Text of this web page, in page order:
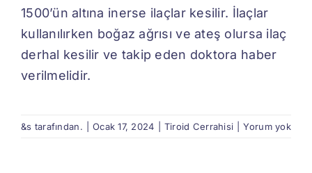
1500’ün altına inerse ilaçlar kesilir. İlaçlar
kullanılırken boğaz ağrısı ve ateş olursa ilaç
derhal kesilir ve takip eden doktora haber
verilmelidir.
&s tarafından. Ocak 17, 2024 Tiroid Cerrahisi Yorum yok